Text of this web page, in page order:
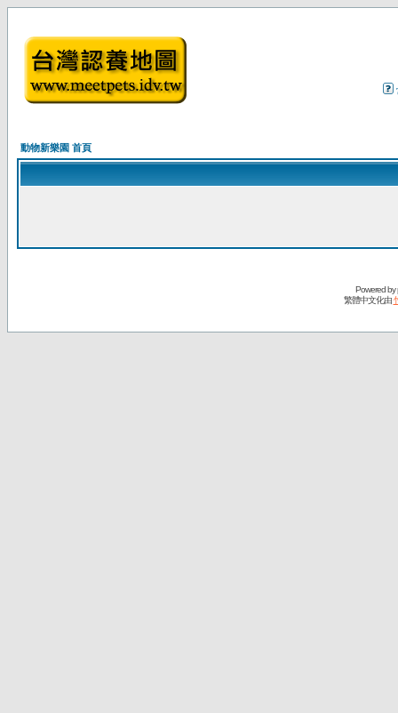
動物新樂園 首頁
Powered by
繁體中文化由